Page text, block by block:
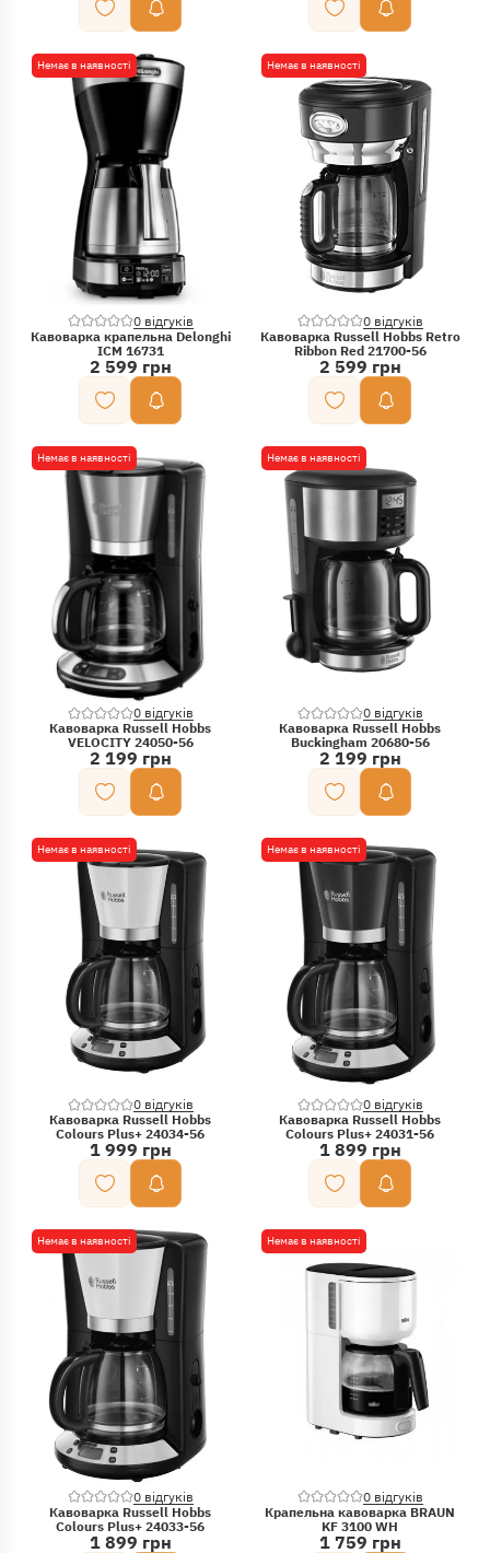
Немає в наявності
0 відгуків
Кавоварка крапельна Delonghi
ICM 16731
2 599 грн
Немає в наявності
0 відгуків
Кавоварка Russell Hobbs Retro
Ribbon Red 21700-56
2 599 грн
Немає в наявності
0 відгуків
Кавоварка Russell Hobbs
VELOCITY 24050-56
2 199 грн
Немає в наявності
0 відгуків
Кавоварка Russell Hobbs
Buckingham 20680-56
2 199 грн
Немає в наявності
0 відгуків
Кавоварка Russell Hobbs
Colours Plus+ 24034-56
1 999 грн
Немає в наявності
0 відгуків
Кавоварка Russell Hobbs
Colours Plus+ 24031-56
1 899 грн
Немає в наявності
0 відгуків
Кавоварка Russell Hobbs
Colours Plus+ 24033-56
1 899 грн
Немає в наявності
0 відгуків
Крапельна кавоварка BRAUN
KF 3100 WH
1 759 грн